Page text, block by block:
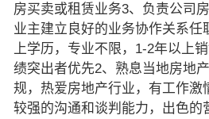
房买卖或租赁业务3、负责公司
业主建立良好的业务协作关系任
上学历，专业不限，1-2年以上
绩突出者优先2、熟息当地房地
规，热爱房地产行业，有工作激
较强的沟通和谈判能力，出色的